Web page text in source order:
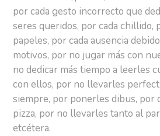
por cada gesto incorrecto que
seres queridos, por cada chillido,
papeles, por cada ausencia
motivos, por no jugar más con
no dedicar más tiempo a leerles
con ellos, por no llevarles
siempre, por ponerles dibus, por
pizza, por no llevarles tanto al
etcétera.